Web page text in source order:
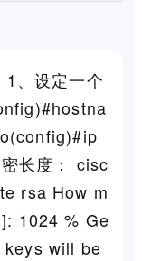
、设定一个
长度： cisc
rsa How m
1024 % Ge
will be